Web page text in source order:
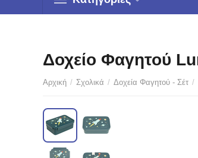
Δοχείο Φαγητού
Αρχική / Σχολικά / Δοχεία Φαγητού - Σέτ /